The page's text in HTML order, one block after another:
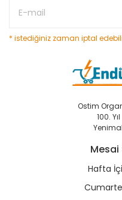
* istediğiniz zaman iptal
Ostim
100.
Hafta